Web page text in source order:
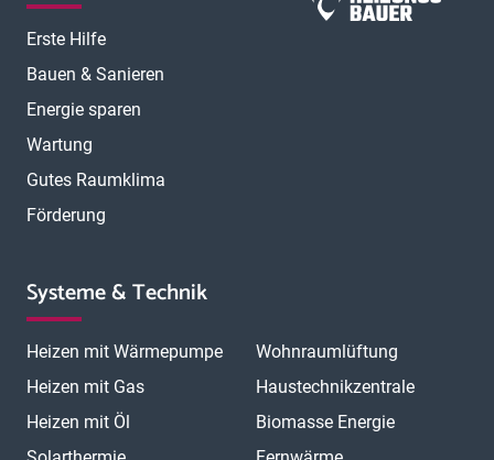
Erste Hilfe
Bauen & Sanieren
Energie sparen
Wartung
Gutes Raumklima
Förderung
Systeme & Technik
Heizen mit Wärmepumpe
Heizen mit Gas
Heizen mit Öl
Wohnraumlüftung
Haustechnikzentrale
Biomasse Energie